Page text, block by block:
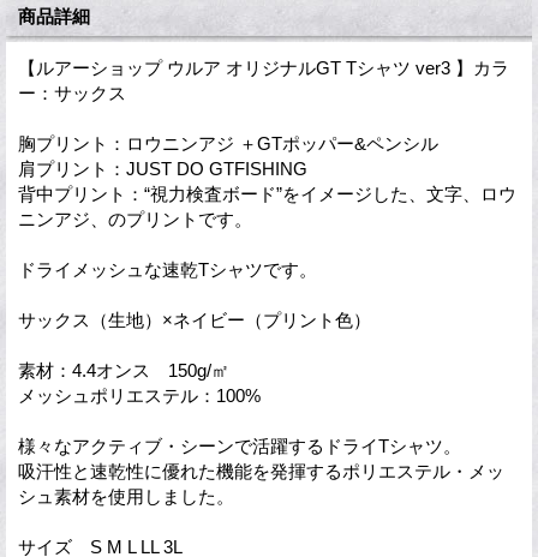
商品詳細
【ルアーショップ ウルア オリジナルGT Tシャツ ver3 】カラ
ー：サックス
胸プリント：ロウニンアジ ＋GTポッパー&ペンシル
肩プリント：JUST DO GTFISHING
背中プリント：“視力検査ボード”をイメージした、文字、ロウ
ニンアジ、のプリントです。
ドライメッシュな速乾Tシャツです。
サックス（生地）×ネイビー（プリント色）
素材：4.4オンス 150g/㎡
メッシュポリエステル：100%
様々なアクティブ・シーンで活躍するドライTシャツ。
吸汗性と速乾性に優れた機能を発揮するポリエステル・メッ
シュ素材を使用しました。
サイズ S M L LL 3L